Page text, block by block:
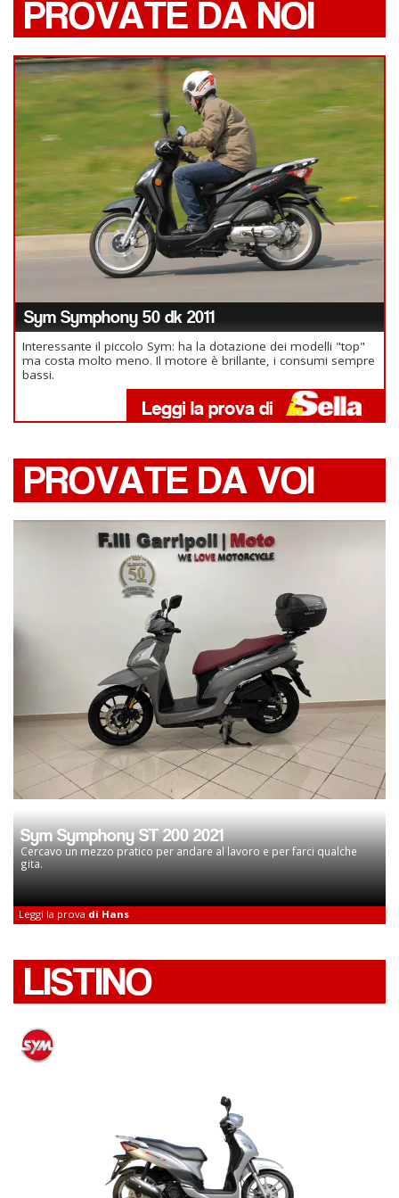
PROVATE DA NOI
Sym Symphony 50 dk 2011
Interessante il piccolo Sym: ha la dotazione dei modelli "top"
ma costa molto meno. Il motore è brillante, i consumi sempre
bassi.
PROVATE DA VOI
Sym Symphony ST 200 2021
Cercavo un mezzo pratico per andare al lavoro e per farci qualche
gita.
Leggi la prova di Hans
LISTINO